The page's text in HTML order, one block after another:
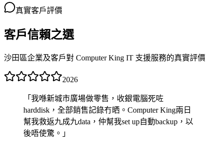
真實客戶評價
客戶信賴之選
沙田區企業及客戶對 Computer King IT 支援服務的真實評價
2026
「 我喺新城市廣場做零售，收銀電腦死咗
harddisk，全部銷售記錄冇晒。Computer King兩日
幫我救返九成九data，仲幫我set up自動backup，以
後唔使驚。 」